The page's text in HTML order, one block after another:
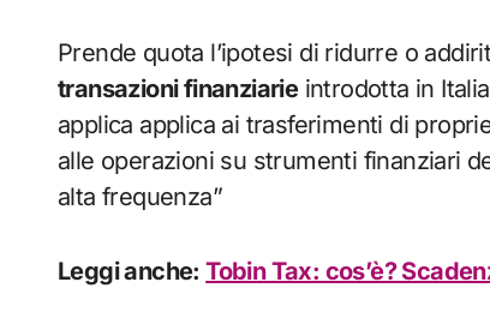
Prende quota l’ipotesi di ridurre o
transazioni finanziarieintrodotta in
applica applica ai trasferimenti di
alle operazioni su strumenti finanziari
alta frequenza”
Leggi anche:Tobin Tax: cos’è?